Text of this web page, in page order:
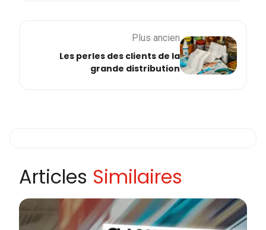
Plus ancien
Les perles des clients de la
grande distribution
Articles Similaires